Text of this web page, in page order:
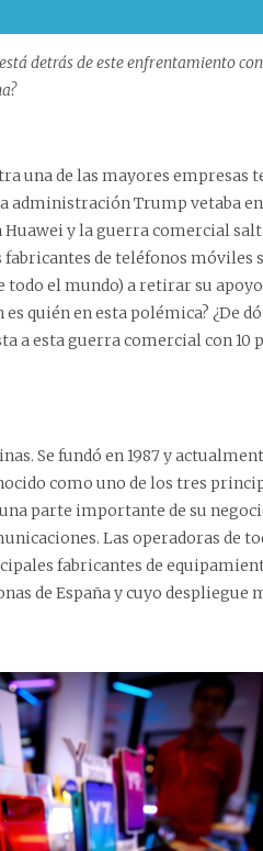
detrás de este enfrentamiento
una de las mayores empresas
administración Trump vetaba
y la guerra comercial
de teléfonos
el mundo) a retirar su
quién en esta polémica? ¿De
a esta guerra comercial con 10
Se fundó en 1987 y
como uno de los tres
parte importante de su
Las operadoras de
fabricantes de
de España y cuyo despliegue